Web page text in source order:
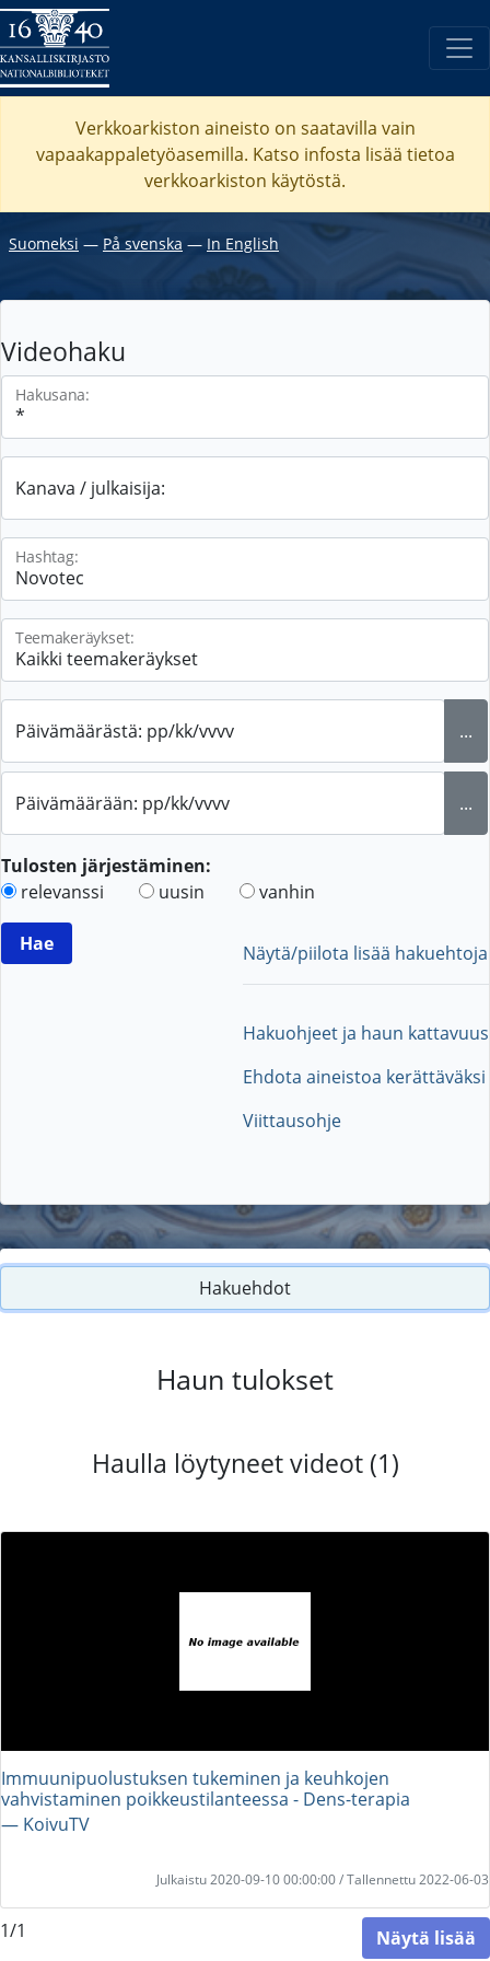
Verkkoarkiston aineisto on saatavilla vain
vapaakappaletyöasemilla. Katso infosta lisää tietoa
verkkoarkiston käytöstä.
Suomeksi ― På svenska ― In English
Videohaku
Hakusana:
Kanava / julkaisija:
Hashtag:
Teemakeräykset:
Päivämäärästä: pp/kk/vvvv ...
Päivämäärään: pp/kk/vvvv ...
Tulosten järjestäminen:
relevanssi
uusin vanhin
Näytä/piilota lisää hakuehtoja
Hakuohjeet ja haun kattavuus
Ehdota aineistoa kerättäväksi
Viittausohje
Hakuehdot
Haun tulokset
Haulla löytyneet videot (1)
Immuunipuolustuksen tukeminen ja keuhkojen
vahvistaminen poikkeustilanteessa - Dens-terapia
― KoivuTV
Julkaistu 2020-09-10 00:00:00 / Tallennettu 2022-06-03
1/1 Näytä lisää